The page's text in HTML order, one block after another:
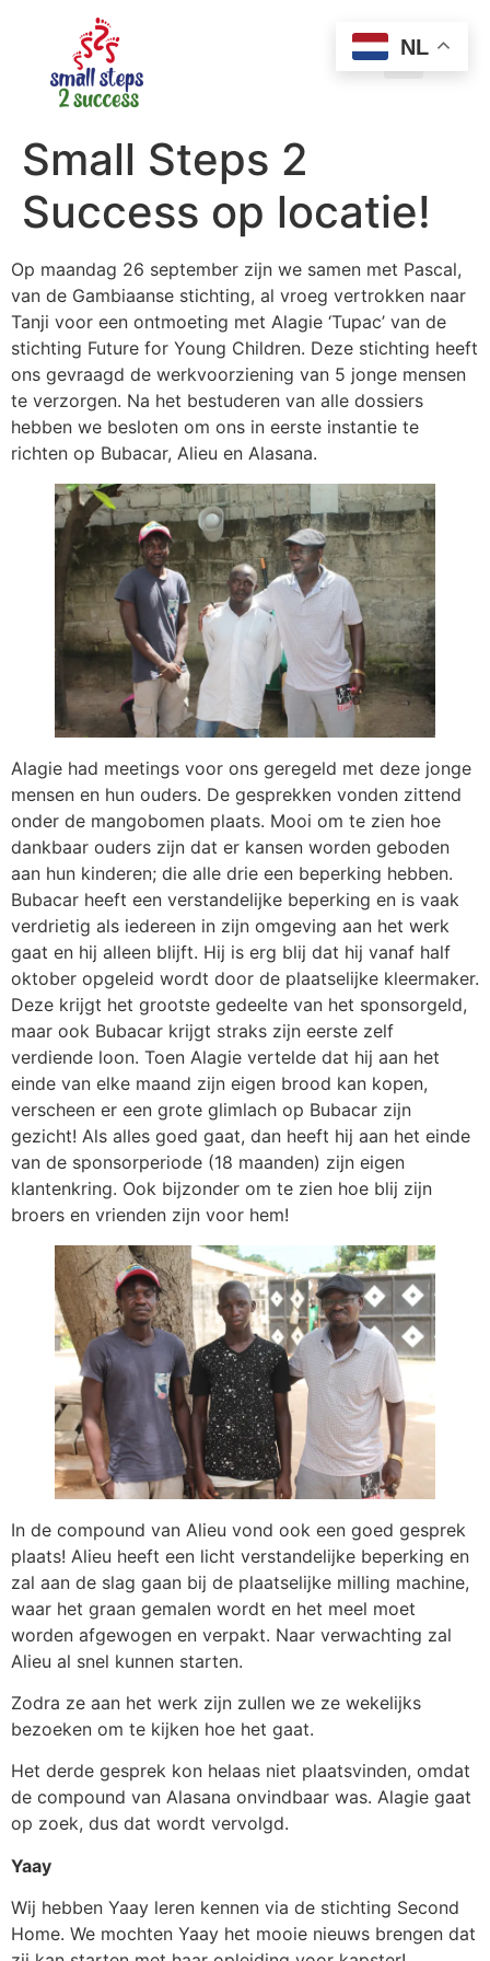
Small Steps 2
Success op locatie!
Op maandag 26 september zijn we samen met Pascal,
van de Gambiaanse stichting, al vroeg vertrokken naar
Tanji voor een ontmoeting met Alagie ‘Tupac’ van de
stichting Future for Young Children. Deze stichting heeft
ons gevraagd de werkvoorziening van 5 jonge mensen
te verzorgen. Na het bestuderen van alle dossiers
hebben we besloten om ons in eerste instantie te
richten op Bubacar, Alieu en Alasana.
Alagie had meetings voor ons geregeld met deze jonge
mensen en hun ouders. De gesprekken vonden zittend
onder de mangobomen plaats. Mooi om te zien hoe
dankbaar ouders zijn dat er kansen worden geboden
aan hun kinderen; die alle drie een beperking hebben.
Bubacar heeft een verstandelijke beperking en is vaak
verdrietig als iedereen in zijn omgeving aan het werk
gaat en hij alleen blijft. Hij is erg blij dat hij vanaf half
oktober opgeleid wordt door de plaatselijke kleermaker.
Deze krijgt het grootste gedeelte van het sponsorgeld,
maar ook Bubacar krijgt straks zijn eerste zelf
verdiende loon. Toen Alagie vertelde dat hij aan het
einde van elke maand zijn eigen brood kan kopen,
verscheen er een grote glimlach op Bubacar zijn
gezicht! Als alles goed gaat, dan heeft hij aan het einde
van de sponsorperiode (18 maanden) zijn eigen
klantenkring. Ook bijzonder om te zien hoe blij zijn
broers en vrienden zijn voor hem!
In de compound van Alieu vond ook een goed gesprek
plaats! Alieu heeft een licht verstandelijke beperking en
zal aan de slag gaan bij de plaatselijke milling machine,
waar het graan gemalen wordt en het meel moet
worden afgewogen en verpakt. Naar verwachting zal
Alieu al snel kunnen starten.
Zodra ze aan het werk zijn zullen we ze wekelijks
bezoeken om te kijken hoe het gaat.
Het derde gesprek kon helaas niet plaatsvinden, omdat
de compound van Alasana onvindbaar was. Alagie gaat
op zoek, dus dat wordt vervolgd.
Yaay
Wij hebben Yaay leren kennen via de stichting Second
Home. We mochten Yaay het mooie nieuws brengen dat
NL